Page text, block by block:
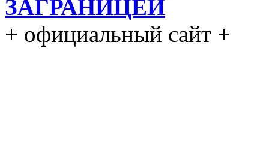
ЗАГРАНИЦЕЙ
+ официальный сайт +